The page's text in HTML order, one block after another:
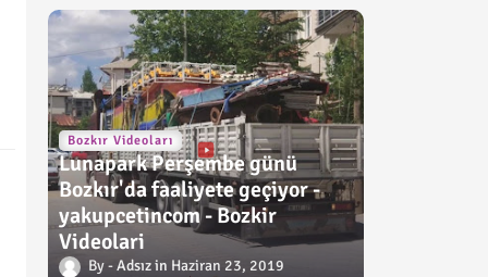
Bozkır Videoları
Lunapark Perşembe günü
Bozkır'da faaliyete geçiyor -
yakupcetincom - Bozkir
Videolari
Adsız Haziran 23, 2019